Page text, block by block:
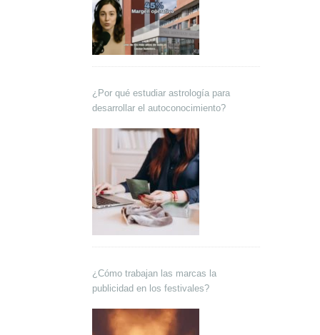
¿Por qué estudiar astrología para
desarrollar el autoconocimiento?
¿Cómo trabajan las marcas la
publicidad en los festivales?